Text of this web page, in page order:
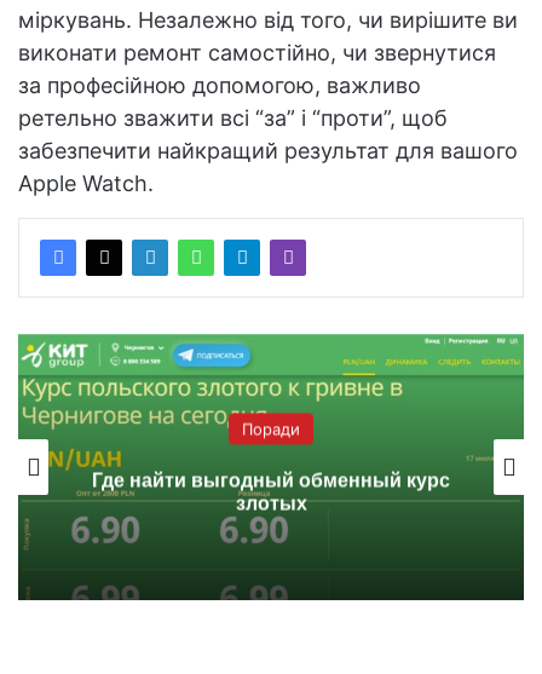
міркувань. Незалежно від того, чи вирішите ви
виконати ремонт самостійно, чи звернутися
за професійною допомогою, важливо
ретельно зважити всі “за” і “проти”, щоб
забезпечити найкращий результат для вашого
Apple Watch.
Поради
Где найти выгодный обменный курс
злотых